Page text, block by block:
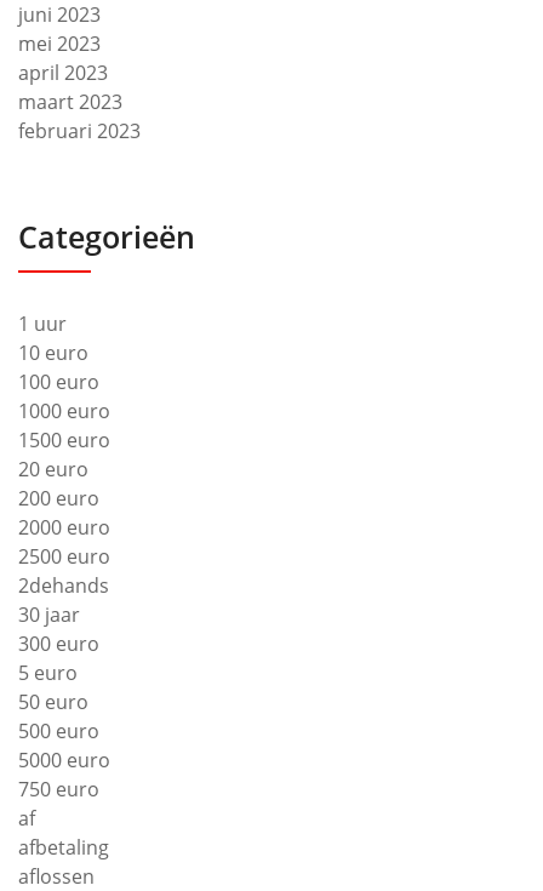
juni 2023
mei 2023
april 2023
maart 2023
februari 2023
Categorieën
1 uur
10 euro
100 euro
1000 euro
1500 euro
20 euro
200 euro
2000 euro
2500 euro
2dehands
30 jaar
300 euro
5 euro
50 euro
500 euro
5000 euro
750 euro
af
afbetaling
aflossen